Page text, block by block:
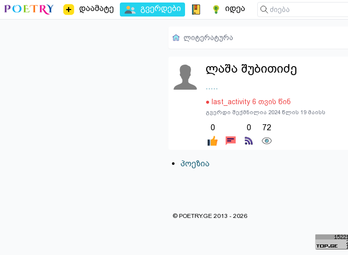
დაამატე გვერდები იდეა
ლიტერატურა
ლაშა შუბითიძე
.....
● last_activity 6 თვის წინ
გვერდი შექმნილია 2024 წლის 19 მაისს
0 0 72
პოეზია
© POETRY.GE 2013 - 2026